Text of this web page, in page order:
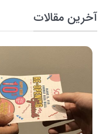
آخرین مقالات